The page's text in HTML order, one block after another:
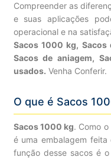
Compreender as
e suas aplicações
operacional e na
Sacos 1000 kg,
Sacos de aniagem,
usados. Venha Conferir.
O que é Sacos
Sacos 1000 kg. Como
é uma embalagem
função desse sacos é